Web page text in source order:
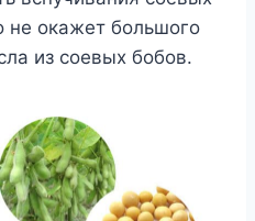
не окажет большого
из соевых бобов.